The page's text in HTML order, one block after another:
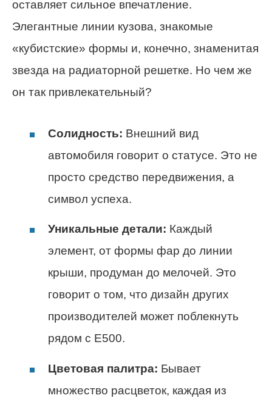
оставляет сильное впечатление.
Элегантные линии кузова, знакомые
«кубистские» формы и, конечно, знаменитая
звезда на радиаторной решетке. Но чем же
он так привлекательный?
Солидность: Внешний вид
автомобиля говорит о статусе. Это не
просто средство передвижения, а
символ успеха.
Уникальные детали: Каждый
элемент, от формы фар до линии
крыши, продуман до мелочей. Это
говорит о том, что дизайн других
производителей может поблекнуть
рядом с Е500.
Цветовая палитра: Бывает
множество расцветок, каждая из